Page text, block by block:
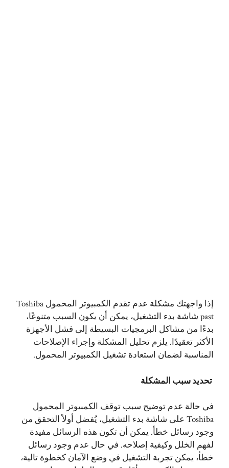
إذا واجهتك مشكلة عدم تقدم الكمبيوتر المحمول Toshiba
past شاشة بدء التشغيل، يمكن أن يكون السبب متنوعًا،
بدءًا من مشاكل البرمجيات البسيطة إلى فشل الأجهزة
الأكثر تعقيدًا. يلزم تحليل المشكلة وإجراء الإصلاحات
المناسبة لضمان استعادة تشغيل الكمبيوتر المحمول.
تحديد سبب المشكلة
في حالة عدم توضيح سبب توقف الكمبيوتر المحمول
Toshiba على شاشة بدء التشغيل، يُفضل أولاً التحقق من
وجود رسائل خطأ. يمكن أن تكون هذه الرسائل مفيدة
لفهم الخلل وكيفية إصلاحه. في حال عدم وجود رسائل
خطأ، يمكن تجربة التشغيل في وضع الآمان كخطوة تالية،